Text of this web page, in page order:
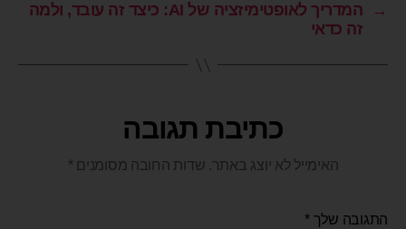
→
המדריך לאופטימיזציה של AI: כיצד זה עובד, ולמה
זה כדאי
כתיבת תגובה
האימייל לא יוצג באתר. שדות החובה מסומנים *
התגובה שלך*